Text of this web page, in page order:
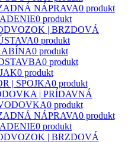
NÁPRAVA0 produkt
0 produkt
| BRZDOVÁ
0 produkt
0 produkt
0 produkt
0 produkt
| SPOJKA0 produkt
| PRÍDAVNÁ
0 produkt
NÁPRAVA0 produkt
0 produkt
| BRZDOVÁ